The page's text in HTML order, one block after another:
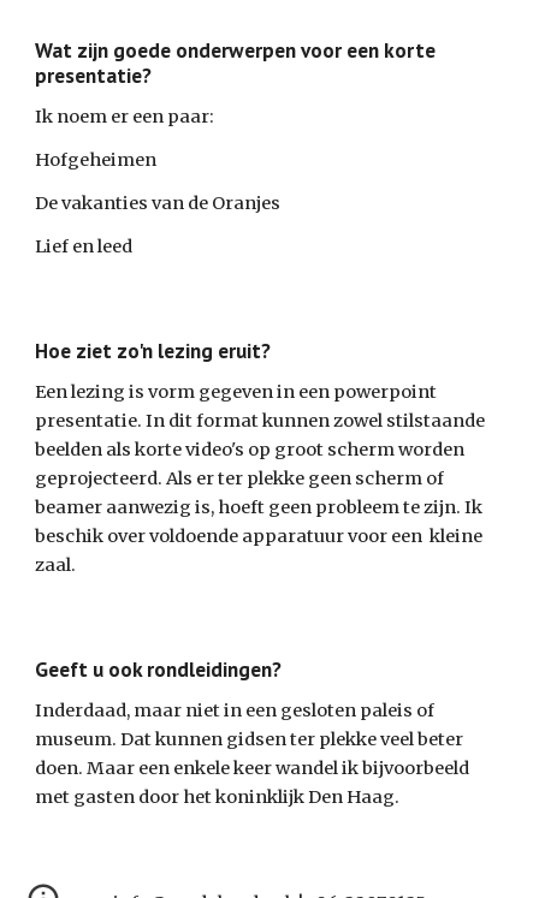
Wat zijn goede onderwerpen voor een korte
presentatie?
Ik noem er een paar:
Hofgeheimen
De vakanties van de Oranjes
Lief en leed
Hoe ziet zo'n lezing eruit?
Een lezing is vorm gegeven in een powerpoint
presentatie. In dit format kunnen zowel stilstaande
beelden als korte video's op groot scherm worden
geprojecteerd. Als er ter plekke geen scherm of
beamer aanwezig is, hoeft geen probleem te zijn. Ik
beschik over voldoende apparatuur voor een kleine
zaal.
Geeft u ook rondleidingen?
Inderdaad, maar niet in een gesloten paleis of
museum. Dat kunnen gidsen ter plekke veel beter
doen. Maar een enkele keer wandel ik bijvoorbeeld
met gasten door het koninklijk Den Haag.